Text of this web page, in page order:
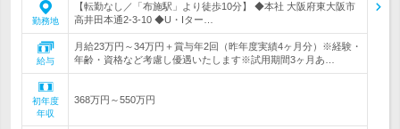
勤務地
【転勤なし／「布施駅」より徒歩10分】 ◆本社 大阪府東大阪市
高井田本通2-3-10 ◆U・Iター…
給与
月給23万円～34万円＋賞与年2回（昨年度実績4ヶ月分）※経験・
年齢・資格など考慮し優遇いたします※試用期間3ヶ月あ…
初年度
年収
368万円～550万円